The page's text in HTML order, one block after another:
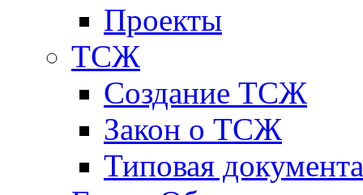
Проекты
ТСЖ
Создание ТСЖ
Закон о ТСЖ
Типовая